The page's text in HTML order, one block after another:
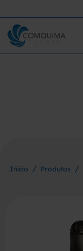
Início / Produtos /